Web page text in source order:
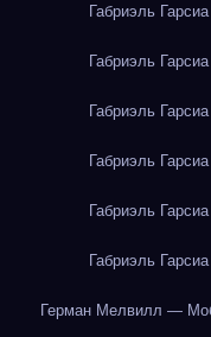
Габриэль
Габриэль
Габриэль
Габриэль
Габриэль
Габриэль
Герман Мелвилл —